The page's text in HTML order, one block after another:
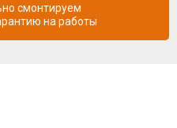
смонтируем
на работы